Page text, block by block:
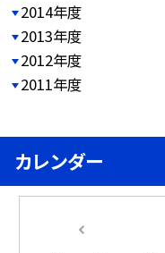
2014年度
2013年度
2012年度
2011年度
カレンダー